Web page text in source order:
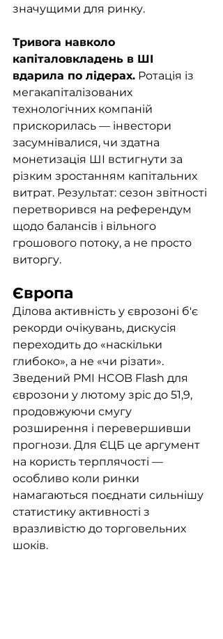
значущими для ринку.
Тривога навколо
капіталовкладень в ШІ
вдарила по лідерах. Ротація із
мегакапіталізованих
технологічних компаній
прискорилась — інвестори
засумнівалися, чи здатна
монетизація ШІ встигнути за
різким зростанням капітальних
витрат. Результат: сезон звітності
перетворився на референдум
щодо балансів і вільного
грошового потоку, а не просто
виторгу.
Європа
Ділова активність у єврозоні б'є
рекорди очікувань, дискусія
переходить до «наскільки
глибоко», а не «чи різати».
Зведений PMI HCOB Flash для
єврозони у лютому зріс до 51,9,
продовжуючи смугу
розширення і перевершивши
прогнози. Для ЄЦБ це аргумент
на користь терплячості —
особливо коли ринки
намагаються поєднати сильнішу
статистику активності з
вразливістю до торговельних
шоків.